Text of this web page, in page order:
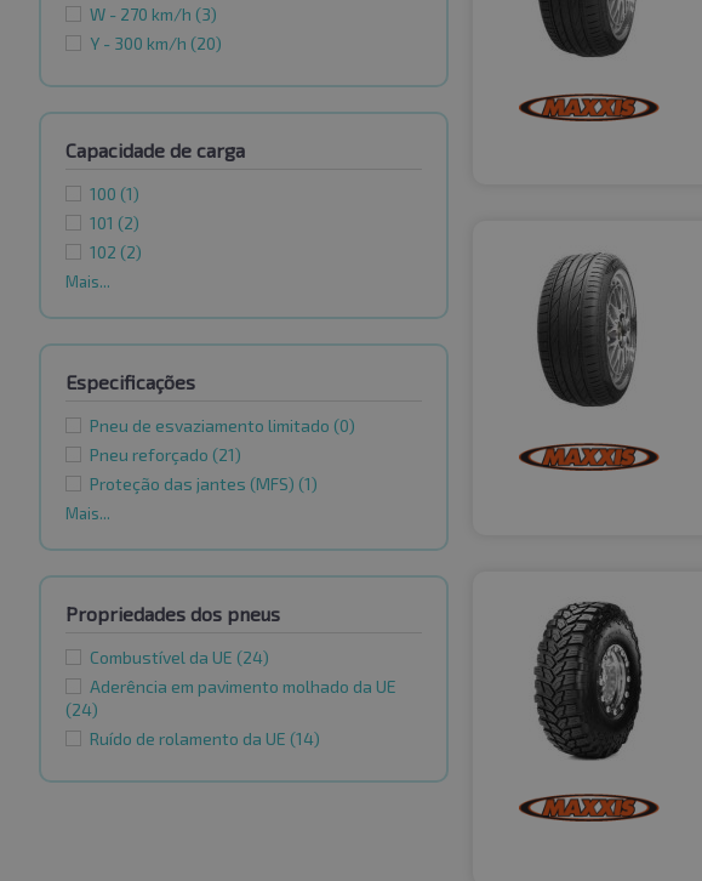
W - 270 km/h (3)
Y - 300 km/h (20)
Capacidade de carga
100 (1)
101 (2)
102 (2)
Mais...
Especificações
Pneu de esvaziamento limitado (0)
Pneu reforçado (21)
Proteção das jantes (MFS) (1)
Mais...
Propriedades dos pneus
Combustível da UE (24)
Aderência em pavimento molhado da UE
(24)
Ruído de rolamento da UE (14)